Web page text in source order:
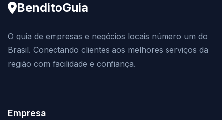
BenditoGuia
O guia de empresas e negócios locais número um do
Brasil. Conectando clientes aos melhores serviços da
região com facilidade e confiança.
Empresa